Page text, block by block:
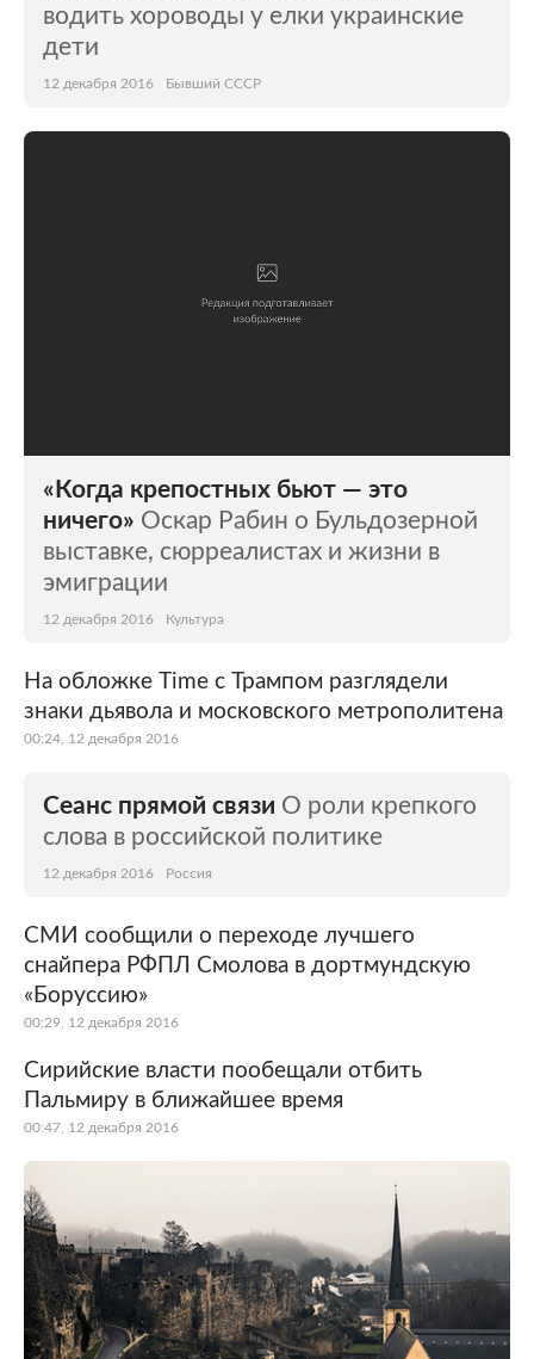
водить хороводы у елки украинские
дети
12 декабря 2016 Бывший СССР
«Когда крепостных бьют — это
ничего» Оскар Рабин о Бульдозерной
выставке, сюрреалистах и жизни в
эмиграции
12 декабря 2016 Культура
На обложке Time с Трампом разглядели
знаки дьявола и московского метрополитена
00:24, 12 декабря 2016
Сеанс прямой связи О роли крепкого
слова в российской политике
12 декабря 2016 Россия
СМИ сообщили о переходе лучшего
снайпера РФПЛ Смолова в дортмундскую
«Боруссию»
00:29, 12 декабря 2016
Сирийские власти пообещали отбить
Пальмиру в ближайшее время
00:47, 12 декабря 2016